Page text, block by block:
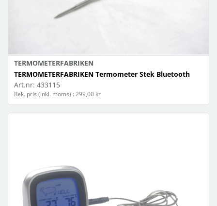
TERMOMETERFABRIKEN
TERMOMETERFABRIKEN Termometer Stek Bluetooth
Art.nr: 433115
Rek. pris (inkl. moms) : 299,00 kr